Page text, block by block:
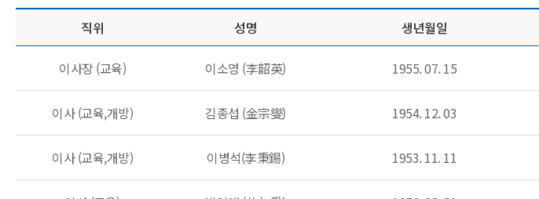
직위 성명 생년월일
이사장 (교육) 이소영 (李韶英) 1955. 07. 15
이사 (교육,개방) 김종섭 (金宗燮) 1954. 12. 03
이사 (교육,개방) 이병석(李秉錫) 1953. 11. 11